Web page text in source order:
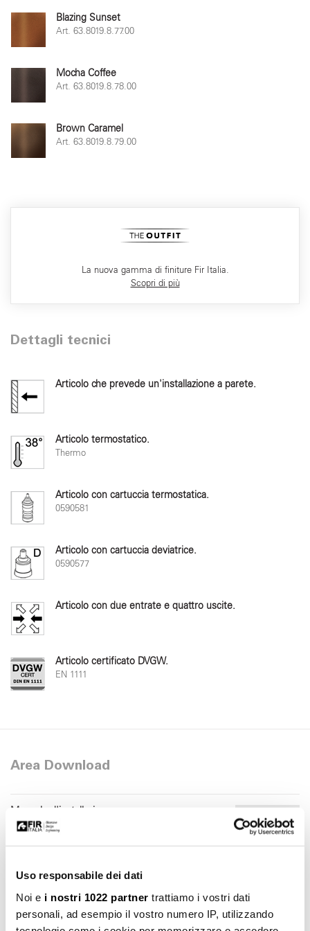
Uso responsabile dei dati
Noi e i nostri 1022 partner trattiamo i vostri dati
personali, ad esempio il vostro numero IP, utilizzando
Blazing Sunset
Art. 63.8019.8.77.00
Mocha Coffee
Art. 63.8019.8.78.00
Brown Caramel
Art. 63.8019.8.79.00
La nuova gamma di finiture Fir Italia.
Scopri di più
Dettagli tecnici
Articolo che prevede un'installazione a parete.
Articolo termostatico.
Thermo
Articolo con cartuccia termostatica.
0590581
Articolo con cartuccia deviatrice.
0590577
Articolo con due entrate e quattro uscite.
Articolo certificato DVGW.
EN 1111
Area Download
Manuale d'installazione
pdf 7.29 MB
Scarica